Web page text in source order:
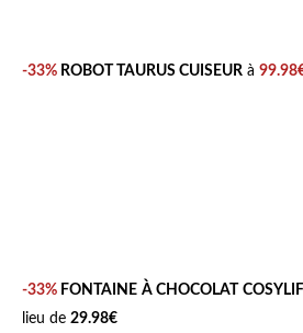
-33% ROBOT TAURUS CUISEUR à
-33% FONTAINE À CHOCOLAT
lieu de 29.98€